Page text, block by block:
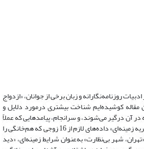
روزنامه‌نگارانه و زبان برخی از جوانان، «ازدواج
کوشیده‌ایم شناخت بیشتری درمورد دلایل و
آن درگیر می‌شوند، و سرانجام، پیامدهایی که عملاً
تجربه کرده و یا با آن روبه‌رو می‌شوند، به‌دست آوریم؛ ازاین‌رو با استفاده از تکنیک «مصاحبه‌ عمیق و آزاد» در چارچوب روش «نظریه‌ زمینه‌ای» داده‌های لازم از 16 زوجی که هم‌‌خانگی را
شهر بی‌نظارت» به‌عنوان شرایط زمینه‌ای، «دید